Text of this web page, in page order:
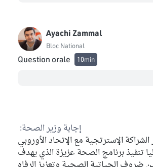
Ayachi Zammal
Bloc National
Question orale 10min
إجابة وزير الصحة:
الإسترتجية مع الإتحاد الأوروبي
تنفيذ برنامج الصحة عزيزة الذي يهدف